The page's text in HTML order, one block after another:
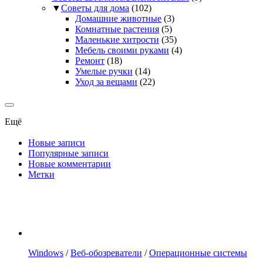
▼Советы для дома (102)
Домашние животные (3)
Комнатные растения (5)
Маленькие хитрости (35)
Мебель своими руками (4)
Ремонт (18)
Умелые ручки (14)
Уход за вещами (22)
Ещё
Новые записи
Популярные записи
Новые комментарии
Метки
Windows /Веб-обозреватели /Операционные системы